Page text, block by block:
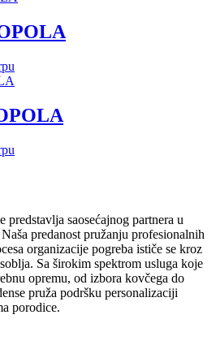
predstavlja saosećajnog partnera u
predanost pružanju profesionalnih
organizacije pogreba ističe se kroz
Sa širokim spektrom usluga koje
opremu, od izbora kovčega do
pruža podršku personalizaciji
porodice.